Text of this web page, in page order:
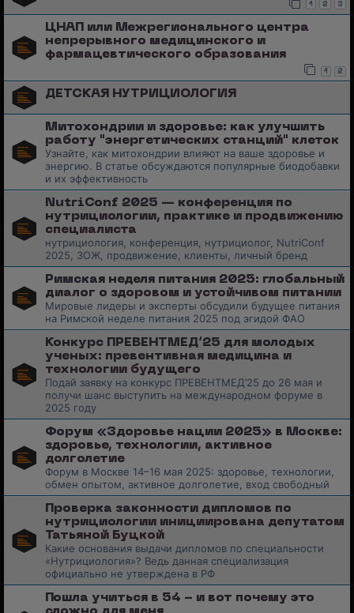
1 2 3
ЦНАП или Межрегионального центра
непрерывного медицинского и
фармацевтического образования
1 2
ДЕТСКАЯ НУТРИЦИОЛОГИЯ
Митохондрии и здоровье: как улучшить
работу "энергетических станций" клеток
Узнайте, как митохондрии влияют на ваше здоровье и
энергию. В статье обсуждаются популярные биодобавки
и их эффективность
NutriConf 2025 — конференция по
нутрициологии, практике и продвижению
специалиста
нутрициология, конференция, нутрициолог, NutriConf
2025, ЗОЖ, продвижение, клиенты, личный бренд
Римская неделя питания 2025: глобальный
диалог о здоровом и устойчивом питании
Мировые лидеры и эксперты обсудили будущее питания
на Римской неделе питания 2025 под эгидой ФАО
Конкурс ПРЕВЕНТМЕД’25 для молодых
ученых: превентивная медицина и
технологии будущего
Подай заявку на конкурс ПРЕВЕНТМЕД’25 до 26 мая и
получи шанс выступить на международном форуме в
2025 году
Форум «Здоровье нации 2025» в Москве:
здоровье, технологии, активное
долголетие
Форум в Москве 14–16 мая 2025: здоровье, технологии,
обмен опытом, активное долголетие, вход свободный
Проверка законности дипломов по
нутрициологии инициирована депутатом
Татьяной Буцкой
Какие основания выдачи дипломов по специальности
«Нутрициология»? Ведь данная специализация
официально не утверждена в РФ
Пошла учиться в 54 - и вот почему это